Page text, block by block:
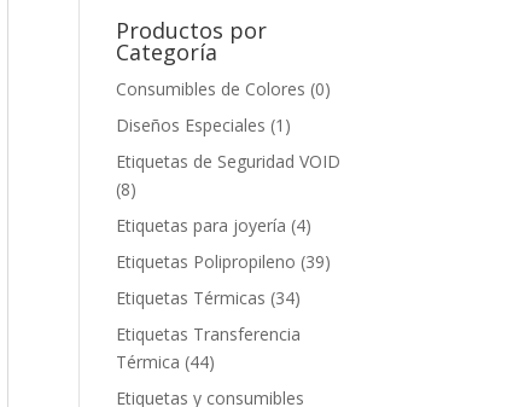
Productos por
Categoría
Consumibles de Colores (0)
Diseños Especiales (1)
Etiquetas de Seguridad VOID
(8)
Etiquetas para joyería (4)
Etiquetas Polipropileno (39)
Etiquetas Térmicas (34)
Etiquetas Transferencia
Térmica (44)
Etiquetas y consumibles